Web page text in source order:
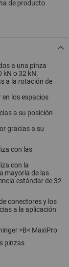
de producto
a una pinza
kN o 32 kN.
a la rotación de
en los espacios
a su posición
gracias a su
con las
con la
mayoría de las
estándar de 32
conectores y los
a la aplicación
>B< MaxiPro
pinzas